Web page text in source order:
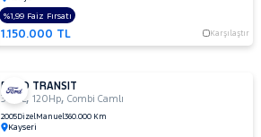
1.150.000 TL Karşılaştır
%1,99 Faiz Fırsatı
FORD TRANSIT
350 L,120Hp,Combi Camlı
2005DizelManuel360.000 Km
Kayseri